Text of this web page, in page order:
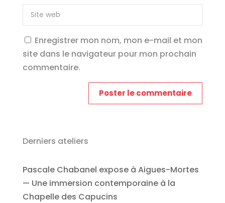
Enregistrer mon nom, mon e-mail et mon
site dans le navigateur pour mon prochain
commentaire.
Derniers ateliers
Pascale Chabanel expose à Aigues-Mortes
— Une immersion contemporaine à la
Chapelle des Capucins